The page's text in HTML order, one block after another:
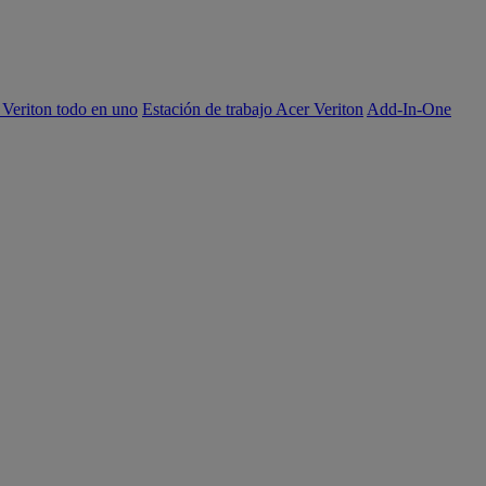
todo en uno Estación de trabajo Acer Veriton Add-In-One